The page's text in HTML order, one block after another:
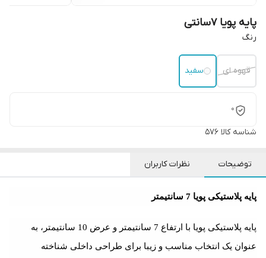
پایه پویا 7سانتی
رنگ
قهوه ای سفید
0
شناسه کالا 576
توضیحات نظرات کاربران
پایه پلاستیکی پویا 7 سانتیمتر
پایه پلاستیکی پویا با ارتفاع 7 سانتیمتر و عرض 10 سانتیمتر، به
عنوان یک انتخاب مناسب و زیبا برای طراحی داخلی شناخته